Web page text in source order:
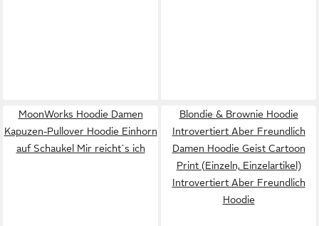
MoonWorks Hoodie Damen
Kapuzen-Pullover Hoodie Einhorn
auf Schaukel Mir reicht`s ich
Blondie & Brownie Hoodie
Introvertiert Aber Freundlich
Damen Hoodie Geist Cartoon
Print (Einzeln, Einzelartikel)
Introvertiert Aber Freundlich
Hoodie